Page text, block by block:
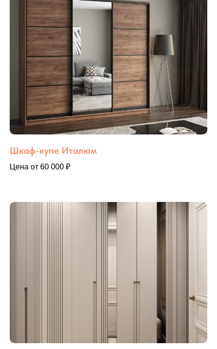
Шкаф-купе Италюм
Цена от 60 000 ₽